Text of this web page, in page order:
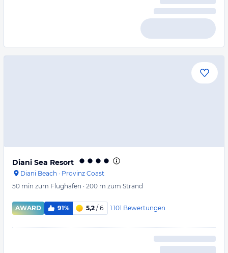
Diani Sea Resort
Diani Beach · Provinz Coast
50 min zum Flughafen · 200 m zum Strand
AWARD 91% 5,2 / 6 1.101 Bewertungen